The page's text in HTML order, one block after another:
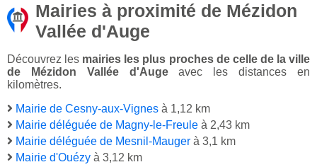
Mairies à proximité de Mézidon
Vallée d'Auge
Découvrez les mairies les plus proches de celle de la ville
de Mézidon Vallée d'Augeavec les distances en
kilomètres.
Mairie de Cesny-aux-Vignes à 1,12 km
Mairie déléguée de Magny-le-Freule à 2,43 km
Mairie déléguée de Mesnil-Mauger à 3,1 km
Mairie d'Ouézy à 3,12 km